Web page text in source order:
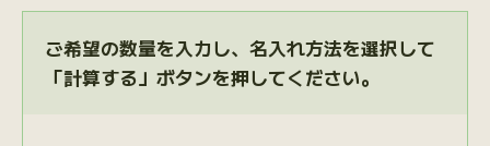
ご希望の数量を入力し、名入れ方法を選択して
「計算する」ボタンを押してください。